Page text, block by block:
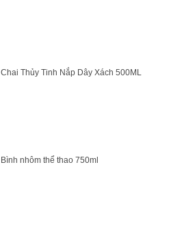
Chai Thủy Tinh Nắp Dây Xách 500ML
Bình nhôm thể thao 750ml